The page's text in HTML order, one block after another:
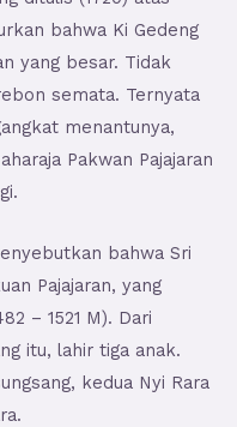
bahwa Ki Gedeng
yang besar. Tidak
semata. Ternyata
menantunya,
Pakwan Pajajaran
bahwa Sri
Pajajaran, yang
– 1521 M). Dari
itu, lahir tiga anak.
kedua Nyi Rara